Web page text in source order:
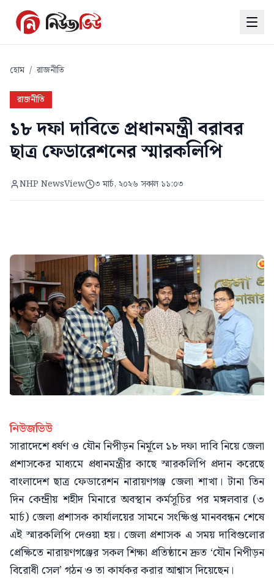
হোম / রাজনীতি
রাজনীতি
১৮ দফা দাবিতে প্রধানমন্ত্রী বরাবর
ছাত্র ফেডারেশনের স্মারকলিপি
NHP NewsView ৩ মার্চ, ২০২৬ সকাল ১১:০৩
নিউজভিউ
সারাদেশে ধর্ষণ ও যৌন নিপীড়ন নির্মূলে ১৮ দফা দাবি নিয়ে জেলা
প্রশাসকের মাধ্যমে প্রধানমন্ত্রীর কাছে স্মারকলিপি প্রদান করেছে
বাংলাদেশ ছাত্র ফেডারেশন নারায়ণগঞ্জ জেলা শাখা। টানা তিন
দিন কেন্দ্রীয় শহীদ মিনারে অবস্থান কর্মসূচির পর মঙ্গলবার (৩
মার্চ) জেলা প্রশাসক কার্যালয়ের সামনে সংক্ষিপ্ত মানববন্ধন শেষে
এই স্মারকলিপি দেওয়া হয়। জেলা প্রশাসক এ সময় দাবিগুলোর
প্রেক্ষিতে নারায়ণগঞ্জের সকল শিক্ষা প্রতিষ্ঠানে দ্রুত ‘যৌন নিপীড়ন
বিরোধী সেল’ গঠন ও তা কার্যকর করার আশ্বাস দিয়েছেন।